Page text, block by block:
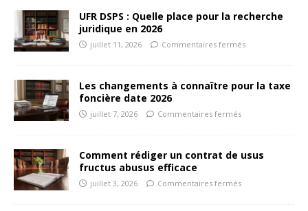
UFR DSPS : Quelle place pour la recherche
juridique en 2026
juillet 11, 2026 Commentaires fermés
Les changements à connaître pour la taxe
foncière date 2026
juillet 7, 2026 Commentaires fermés
Comment rédiger un contrat de usus
fructus abusus efficace
juillet 3, 2026 Commentaires fermés